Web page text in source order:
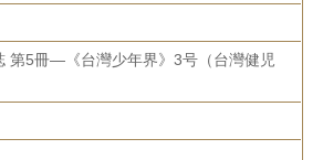
第5冊—《台灣少年界》3号（台灣健児